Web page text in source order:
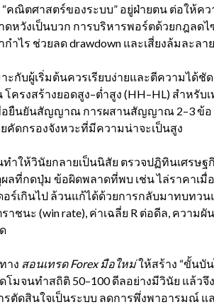
“คณิตศาสตร์ของระบบ” อยู่ฝ่ายตน ต่อให้ค
หวังเป็นบวก การบริหารพอร์ตด้วยกฎลด
ำไร ช่วยลด drawdown และเสี่ยงล้มละลา
ะกับผู้เริ่มต้นควรเรียบง่ายและตีความได้ชัด
ครงสร้างยอดสูง–ต่ำสูง (HH–HL) สำหรั
พื่อยืนยันสัญญาณ การผสานสัญญาณ 2–3 ข้อ
คัดกรองจังหวะที่มีความน่าจะเป็นสูง
ำให้วินัยกลายเป็นนิสัย ตรวจปฏิทินเศรษฐ
ที่กดปุ่ม ข้อผิดพลาดที่พบ เช่น ไล่ราคาเมื่
อร์เกินไป ล้วนแก้ได้ด้วยการกลับมาทบทว
าชนะ (win rate), ค่าเฉลี่ย R ต่อดีล, ความ
าง สอนเทรด Forex มือใหม่ให้สร้าง “ขั้นบั
โมจนทำสถิติ 50–100 ดีลอย่างมีวินัย แล้ว
ตัดสินใจเป็นระบบ ลดการพึ่งพาอารมณ์ แ